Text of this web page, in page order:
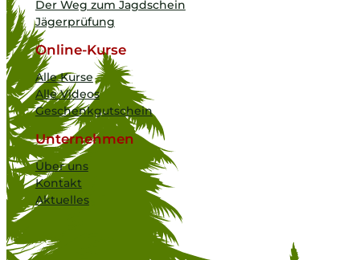
Der Weg zum Jagdschein
Jägerprüfung
Online-Kurse
Alle Kurse
Alle Videos
Geschenkgutschein
Unternehmen
Über uns
Kontakt
Aktuelles